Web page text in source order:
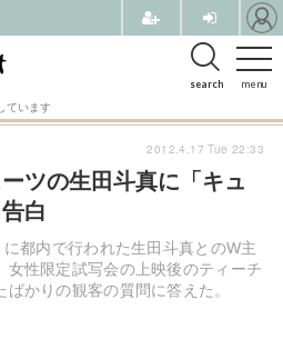
menu
search
ています
ツの生田斗真に「キュ
白
都内で行われた生田斗真とのW主
女性限定試写会の上映後のティーチ
かりの観客の質問に答えた。
2012.4.17 Tue 22:33